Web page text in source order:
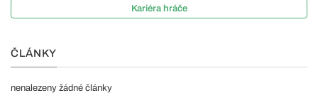
Kariéra hráče
ČLÁNKY
nenalezeny žádné články